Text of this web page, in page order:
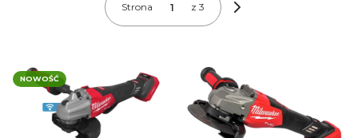
Strona z 3
Następne produkty
NOWOŚĆ